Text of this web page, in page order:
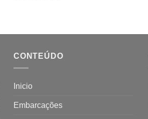
CONTEÚDO
Inicio
Embarcações